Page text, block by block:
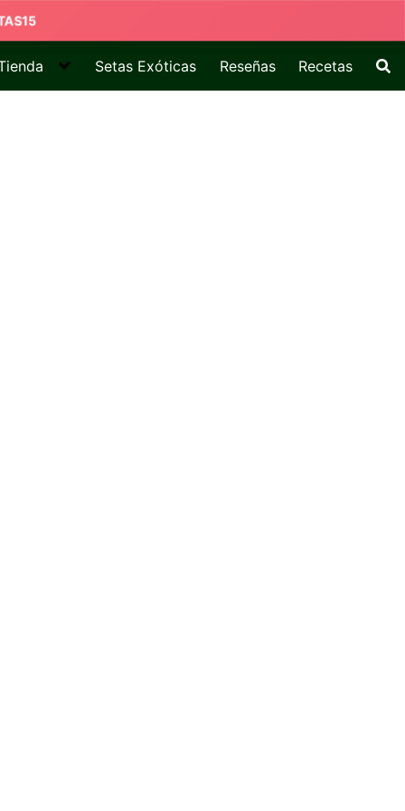
Setas Exóticas Reseñas Recetas